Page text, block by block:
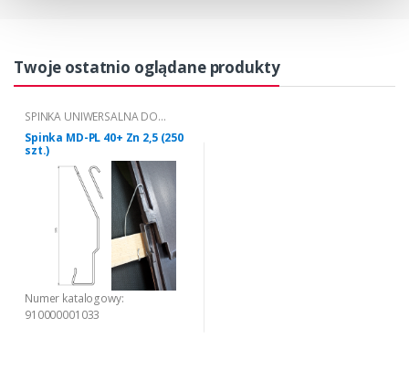
Twoje ostatnio oglądane produkty
SPINKA UNIWERSALNA DO
DACHÓWKI CERAMICZNEJ MD - PL
Spinka MD-PL 40+ Zn 2,5 (250
szt.)
Numer katalogowy:
910000001033